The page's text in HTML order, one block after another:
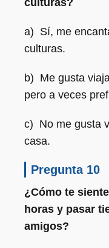
culturas?
a) Sí, me
culturas.
b) Me gusta
pero a veces
c) No me gusta
casa.
Pregunta 10
¿Cómo te
horas y pasar
amigos?